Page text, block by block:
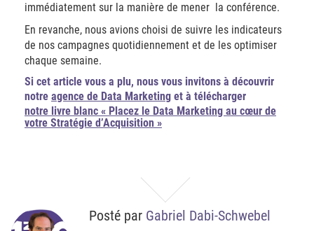
immédiatement sur la manière de mener la conférence.
En revanche, nous avions choisi de suivre les indicateurs
de nos campagnes quotidiennement et de les optimiser
chaque semaine.
Si cet article vous a plu, nous vous invitons à découvrir
notre agence de Data Marketing et à télécharger
notre livre blanc « Placez le Data Marketing au cœur de
votre Stratégie d’Acquisition »
Posté par Gabriel Dabi-Schwebel